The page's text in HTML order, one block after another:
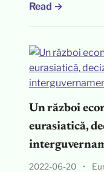
Read →
Un război
eurasiatică,
2022-06-20 •